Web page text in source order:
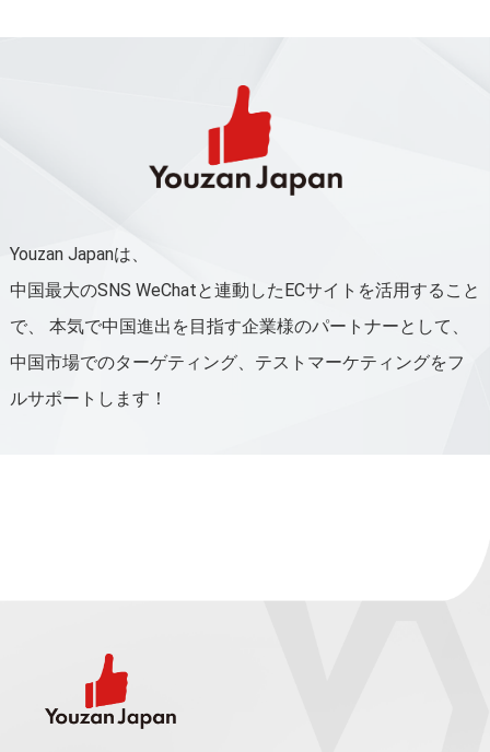
Youzan Japanは、
中国最大のSNS WeChatと連動したECサイトを活用すること
で、
本気で中国進出を目指す企業様のパートナーとして、
中国市場でのターゲティング、テストマーケティングをフ
ルサポートします！